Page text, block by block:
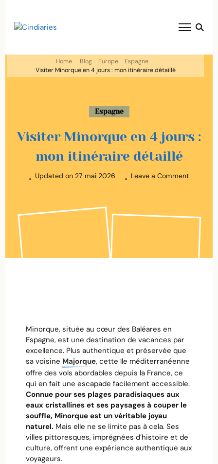
Home Blog Europe
Espagne
Visiter Minorque en 4 jours : mon itinéraire détaillé
Espagne
Visiter Minorque en 4 jours :
mon itinéraire détaillé
Updated on 27 mai 2026 Leave a Commenton
4
jours
mon
itinéraire
Minorque, située au cœur des Baléares en
Espagne, est une destination de vacances par
excellence. Plus authentique et préservée que
sa voisine Majorque, cette île méditerranéenne
offre des vols abordables depuis la France, ce
qui en fait une escapade facilement accessible.
Connue pour ses plages paradisiaques aux
eaux cristallines et ses paysages à couper le
souffle, Minorque est un véritable joyau
naturel. Mais elle ne se limite pas à cela. Ses
villes pittoresques, imprégnées d’histoire et de
culture, offrent une expérience authentique aux
voyageurs.